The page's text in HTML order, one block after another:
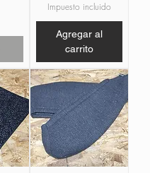
Impuesto incluido
Agregar al
carrito